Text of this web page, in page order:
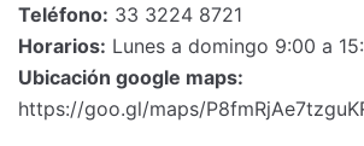
Teléfono: 33 3224 8721
Horarios: Lunes a domingo 9:00 a
Ubicación google maps:
https://goo.gl/maps/